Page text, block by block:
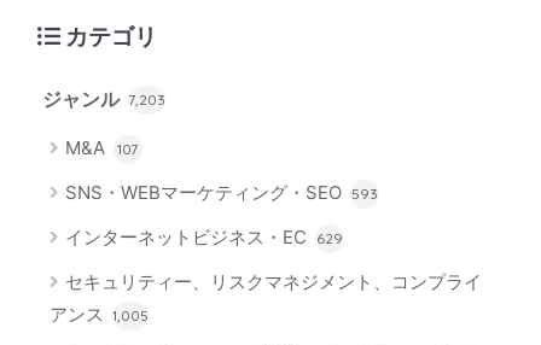
カテゴリ
ジャンル 7,203
M&A 107
SNS・WEBマーケティング・SEO 593
インターネットビジネス・EC 629
セキュリティー、リスクマネジメント、コンプライ
アンス 1,005